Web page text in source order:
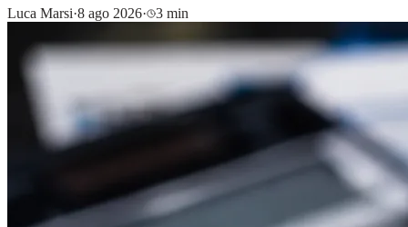
Luca Marsi·8 ago 2026· 3 min